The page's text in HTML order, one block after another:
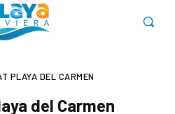
PLAYA DEL CARMEN
del Carmen